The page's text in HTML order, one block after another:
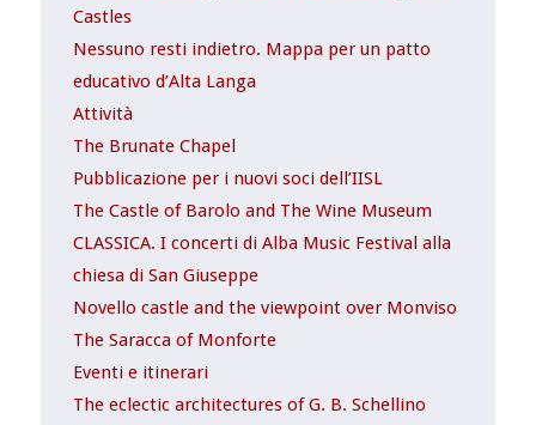
Castles
Nessuno resti indietro. Mappa per un patto
educativo d’Alta Langa
Attività
The Brunate Chapel
Pubblicazione per i nuovi soci dell’IISL
The Castle of Barolo and The Wine Museum
CLASSICA. I concerti di Alba Music Festival alla
chiesa di San Giuseppe
Novello castle and the viewpoint over Monviso
The Saracca of Monforte
Eventi e itinerari
The eclectic architectures of G. B. Schellino